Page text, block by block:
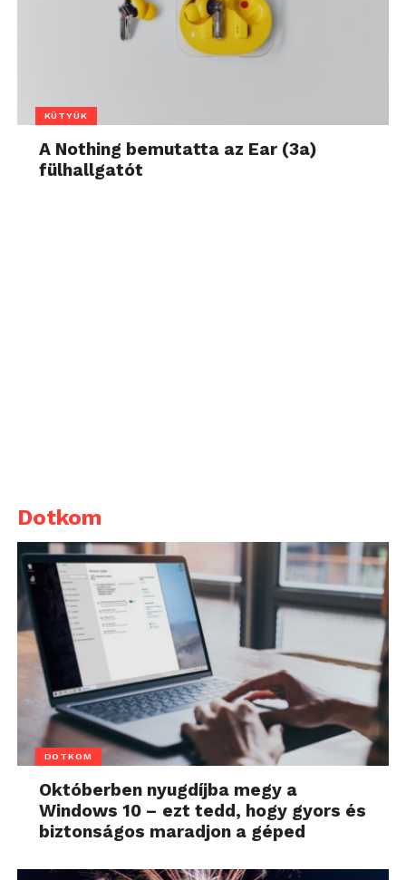
KÜTYÜK
A Nothing bemutatta az Ear (3a)
fülhallgatót
Dotkom
DOTKOM
Októberben nyugdíjba megy a
Windows 10 – ezt tedd, hogy gyors és
biztonságos maradjon a géped